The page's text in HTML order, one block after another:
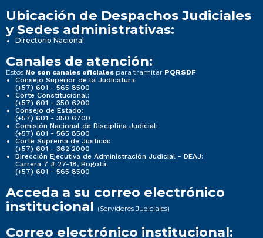
Ubicación de Despachos Judiciales
y Sedes administrativas:
Directorio Nacional
Canales de atención:
Estos No son canales oficiales para tramitar PQRSDF
Consejo Superior de la Judicatura:
(+57) 601 - 565 8500
Corte Constitucional:
(+57) 601 - 350 6200
Consejo de Estado:
(+57) 601 - 350 6700
Comisión Nacional de Disciplina Judicial:
(+57) 601 - 565 8500
Corte Suprema de Justicia:
(+57) 601 - 362 2000
Dirección Ejecutiva de Administración Judicial - DEAJ:
Carrera 7 # 27-18, Bogotá
(+57) 601 - 565 8500
Acceda a su correo electrónico
institucional (Servidores Judiciales)
Correo electrónico institucional: